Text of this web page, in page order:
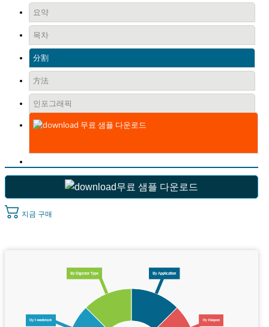
요약
목차
分割
方法
인포그래픽
무료 샘플 다운로드
무료 샘플 다운로드
지금 구매